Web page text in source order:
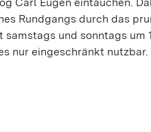
Rundgangs durch das
und sonntags um
nur eingeschränkt nutzbar.